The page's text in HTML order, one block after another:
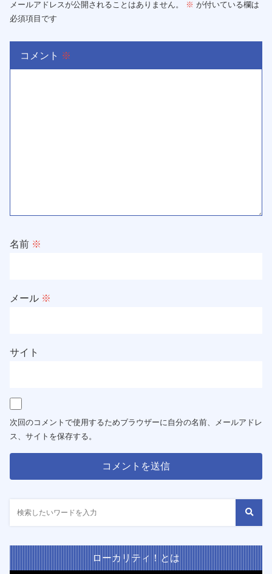
メールアドレスが公開されることはありません。 ※ が付いている欄は
必須項目です
コメント ※
名前 ※
メール ※
サイト
次回のコメントで使用するためブラウザーに自分の名前、メールアドレ
ス、サイトを保存する。
ローカリティ！とは